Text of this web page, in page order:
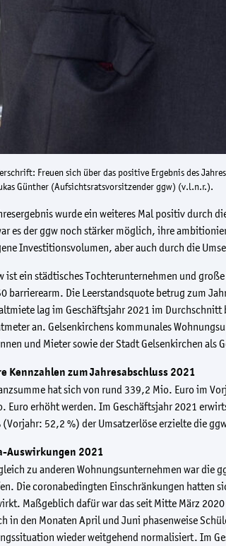
Freuen sich über das positive Ergebnis des
Günther (Aufsichtsratsvorsitzender ggw) (v.l.n.r.).
wurde ein weiteres Mal positiv durch
es der ggw noch stärker möglich, ihre
Investitionsvolumen, aber auch durch die
ist ein städtisches Tochterunternehmen und
barrierearm. Die Leerstandsquote betrug zum
lag im Geschäftsjahr 2021 im
an. Gelsenkirchens kommunales
und Mieter sowie der Stadt Gelsenkirchen als
Kennzahlen zum Jahresabschluss 2021
hat sich von rund 339,2 Mio. Euro im
Euro erhöht werden. Im Geschäftsjahr 2021
(Vorjahr: 52,2 %) der Umsatzerlöse erzielte die
Auswirkungen 2021
zu anderen Wohnungsunternehmen war die
Die coronabedingten Einschränkungen hatten
Maßgeblich dafür war das seit Mitte März
in den Monaten April und Juni phasenweise
wieder weitgehend normalisiert. Im